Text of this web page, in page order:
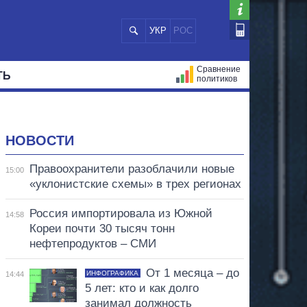
УКР РОС
Сравнение
политиков
НОВОСТИ
15:00
Правоохранители разоблачили новые
«уклонистские схемы» в трех регионах
14:58
Россия импортировала из Южной
Кореи почти 30 тысяч тонн
нефтепродуктов – СМИ
14:44 ИНФОГРАФИКА
От 1 месяца – до
5 лет: кто и как долго
занимал должность